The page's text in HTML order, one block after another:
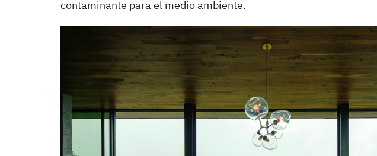
contaminante para el medio ambiente.